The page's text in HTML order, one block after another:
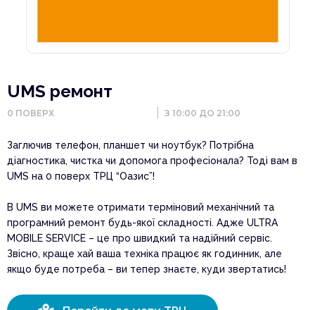
UMS ремонт
0 ПОВЕРХ З 10:00 ДО 21:00
Заглючив телефон, планшет чи ноутбук? Потрібна
діагностика, чистка чи допомога професіонала? Тоді вам в
UMS на 0 поверх ТРЦ “Оазис”!
В UMS ви можете отримати терміновий механічний та
програмний ремонт будь-якої складності. Адже ULTRA
MOBILE SERVICE – це про швидкий та надійний сервіс.
Звісно, краще хай ваша техніка працює як годинник, але
якщо буде потреба – ви тепер знаєте, куди звертатись!